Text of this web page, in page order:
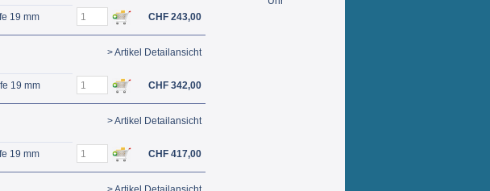
19 mm CHF 243,00
19 mm
> Artikel Detailansicht
CHF 342,00
19 mm
> Artikel Detailansicht
CHF 417,00